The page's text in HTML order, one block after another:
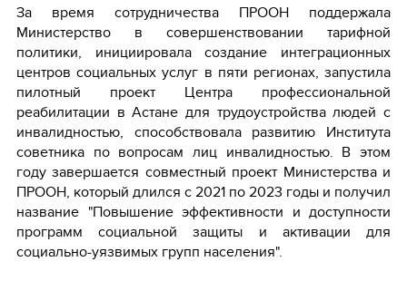
За время сотрудничества ПРООН поддержала
Министерство в совершенствовании тарифной
политики, инициировала создание интеграционных
центров социальных услуг в пяти регионах, запустила
пилотный проект Центра профессиональной
реабилитации в Астане для трудоустройства людей с
инвалидностью, способствовала развитию Института
советника по вопросам лиц инвалидностью. В этом
году завершается совместный проект Министерства и
ПРООН, который длился с 2021 по 2023 годы и получил
название "Повышение эффективности и доступности
программ социальной защиты и активации для
социально-уязвимых групп населения".